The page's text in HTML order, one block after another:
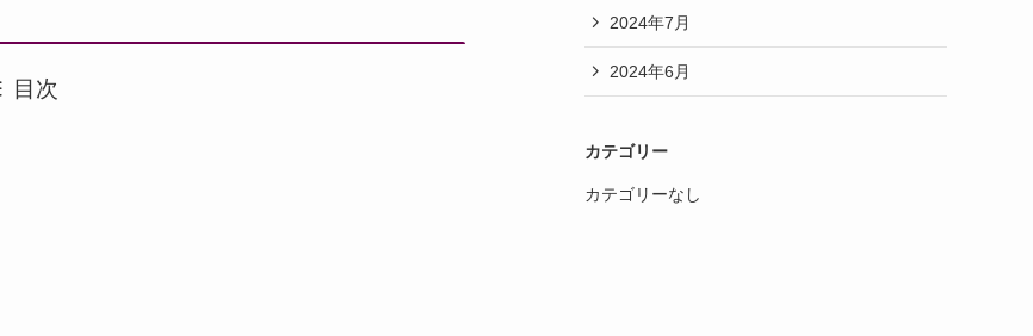
目次
2024年7月
2024年6月
カテゴリー
カテゴリーなし